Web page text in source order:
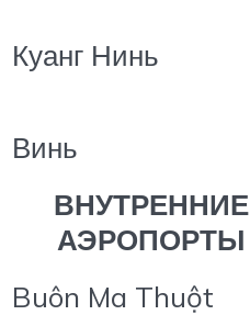
Куанг Нинь
Винь
ВНУТРЕННИЕ
АЭРОПОРТЫ
Buôn Ma Thuột